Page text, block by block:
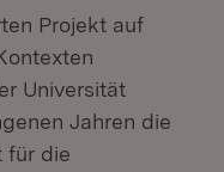
Projekt auf
Universität
Jahren die
für die